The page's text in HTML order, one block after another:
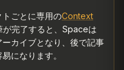
ごとに専用のContext
が完了すると、Spaceは
カイブとなり、後で記事
になります。